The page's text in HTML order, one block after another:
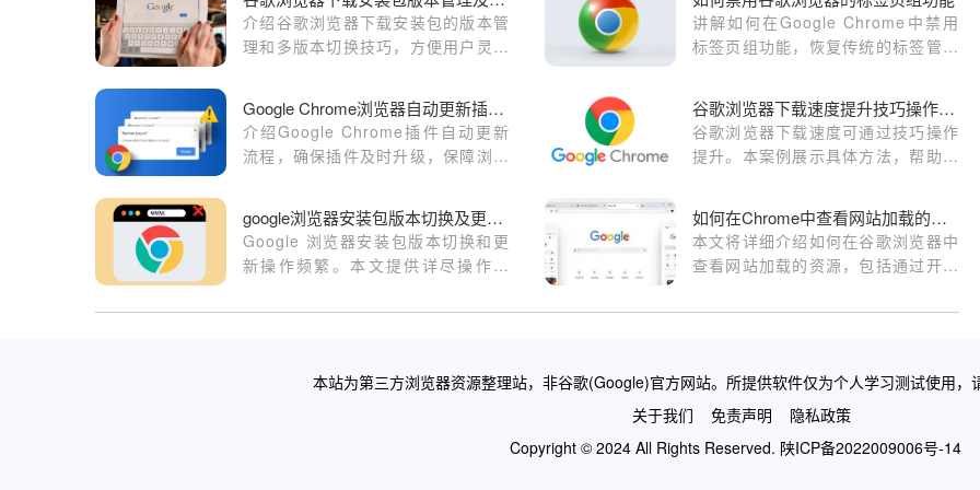
介绍谷歌浏览器下载安装包的版本管
理和多版本切换技巧，方便用户灵活
讲解如何在Google Chrome中禁用
标签页组功能，恢复传统的标签管理
Google Chrome浏览器自动更新插件流程
介绍Google Chrome插件自动更新
流程，确保插件及时升级，保障浏览
谷歌浏览器下载速度提升技巧操作案例分享
谷歌浏览器下载速度可通过技巧操作
提升。本案例展示具体方法，帮助用
google浏览器安装包版本切换及更新操作详解
Google 浏览器安装包版本切换和更
新操作频繁。本文提供详尽操作教
器，保证更新顺利完成。
如何在Chrome中查看网站加载的资源
本文将详细介绍如何在谷歌浏览器中
查看网站加载的资源，包括通过开发
提升网站性能和优化用户体验。
本站为第三方浏览器资源整理站，非谷歌(Google)官方网站。所提供软件仅为个人学习测试使用，
关于我们
免责声明
隐私政策
Copyright © 2024 All Rights Reserved. 陕ICP备2022009006号-14